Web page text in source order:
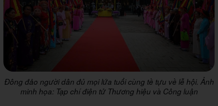
Đông đảo người dân đủ mọi lứa tuổi cùng tề tựu về lễ hội. Ảnh
minh họa: Tạp chí điện tử Thương hiệu và Công luận